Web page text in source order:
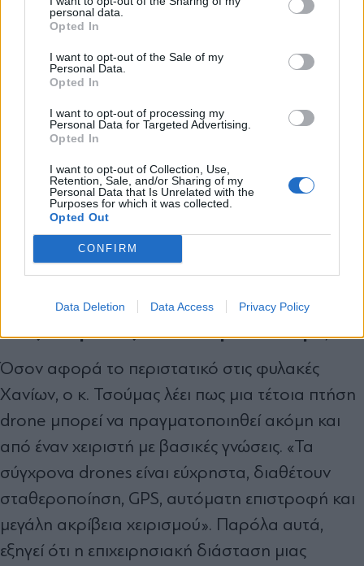
personal data.
Opted In
I want to opt-out of the Sale of my
Personal Data.
Opted In
I want to opt-out of processing my
Personal Data for Targeted Advertising.
Opted In
I want to opt-out of Collection, Use,
Retention, Sale, and/or Sharing of my
Personal Data that Is Unrelated with the
Purposes for which it was collected.
Opted Out
CONFIRM
Data Deletion Data Access Privacy Policy
εξουσιοδοτημένα drones». Ιδιαίτερη αναφορά
κάνει και στη χρήση παρεμβολέων. «Η
εξουδετέρωση με jammer είναι μια πολύ
ευαίσθητη νομικά και επιχειρησιακά διαδικασία.
Δεν μπορεί να γίνεται ανεξέλεγκτα, γιατί μπορεί
άλλες κρίσιμες λειτουργίες. Γι’ αυτό σε πολλές
περιπτώσεις η πρώτη και πιο κρίσιμη γραμμή
άμυνας είναι ο νόμιμος παθητικός εντοπισμός, η
ταυτοποίηση, η έγκαιρη προειδοποίηση και η
Ένας άνθρωπος ή ολόκληρο κύκλωμα;
Όσον αφορά το περιστατικό στις φυλακές
Χανίων, ο κ. Τσούμας λέει πως μια τέτοια πτήση
drone μπορεί να πραγματοποιηθεί ακόμη και
από έναν χειριστή με βασικές γνώσεις. «Τα
σύγχρονα drones είναι εύχρηστα, διαθέτουν
σταθεροποίηση, GPS, αυτόματη επιστροφή και
μεγάλη ακρίβεια χειρισμού». Παρόλα αυτά,
εξηγεί ότι η επιχειρησιακή διάσταση μιας
Αποδέχομαι τους
και την πολιτική απορρήτου
X